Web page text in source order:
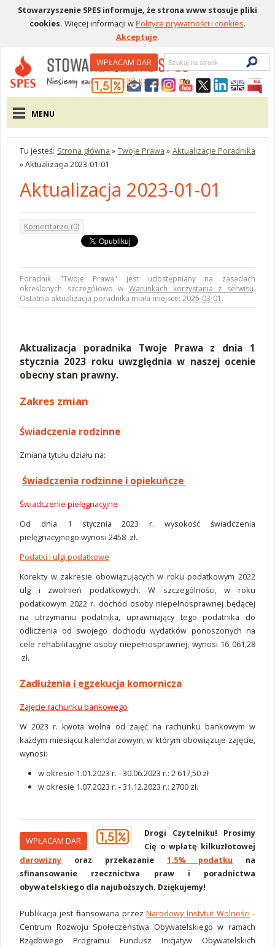
Stowarzyszenie SPES informuje, że strona www stosuje pliki
cookies. Więcej informacji wPolityce prywatności i cookies.
Akceptuje.
Menu pomocniczeWPŁACAM DAR
Wyszukiwarka
Menu główne
MENU
Tu jesteś: Strona główna » Twoje Prawa » Aktualizacje Poradnika
»Aktualizacja 2023-01-01
Aktualizacja 2023-01-01
Aktualizacja poradnika Twoje Prawa z dnia 1
stycznia 2023 roku uwzględnia w naszej ocenie
obecny stan prawny.
Zakres zmian
Świadczenia rodzinne
Zmiana tytułu działu na:
Świadczenia rodzinne i opiekuńcze
Świadczenie pielęgnacyjne
Od dnia 1 stycznia 2023 r. wysokość świadczenia
pielęgnacyjnego wynosi 2458 zł.
Podatki i ulgi podatkowe
Korekty w zakresie obowiązujących w roku podatkowym 2022
ulg i zwolnień podatkowych. W szczególności, w roku
podatkowym 2022 r. dochód osoby niepełnosprawnej będącej
na utrzymaniu podatnika, uprawniający tego podatnika do
odliczenia od swojego dochodu wydatków ponoszonych na
cele rehabilitacyjne osoby niepełnosprawnej, wynosi 16 061,28
zł.
Zadłużenia i egzekucja komornicza
Zajęcie rachunku bankowego
W 2023 r. kwota wolna od zajęć na rachunku bankowym w
każdym miesiącu kalendarzowym, w którym obowiązuje zajęcie,
wynosi:
w okresie 1.01.2023 r. - 30.06.2023 r.: 2 617,50 zł
w okresie 1.07.2023 r. - 31.12.2023 r.: 2700 zł.
WPŁACAM DAR
Drogi Czytelniku! Prosimy
Cię o wpłatę kilkuzłotowej
darowizny oraz przekazanie 1,5% podatku na
sfinansowanie rzecznictwa praw i poradnictwa
obywatelskiego dla najuboższych. Dziękujemy!
Publikacja jest finansowana przezNarodowy Instytut Wolności -
Centrum Rozwoju Społeczeństwa Obywatelskiego w ramach
Rządowego Programu Fundusz Inicjatyw Obywatelskich
Komentarze (0)
Poradnik "Twoje Prawa" jest udostępniany na zasadach
określonych szczegółowo w Warunkach korzystania z serwisu.
Ostatnia aktualizacja poradnika miała miejsce: 2025-03-01 .